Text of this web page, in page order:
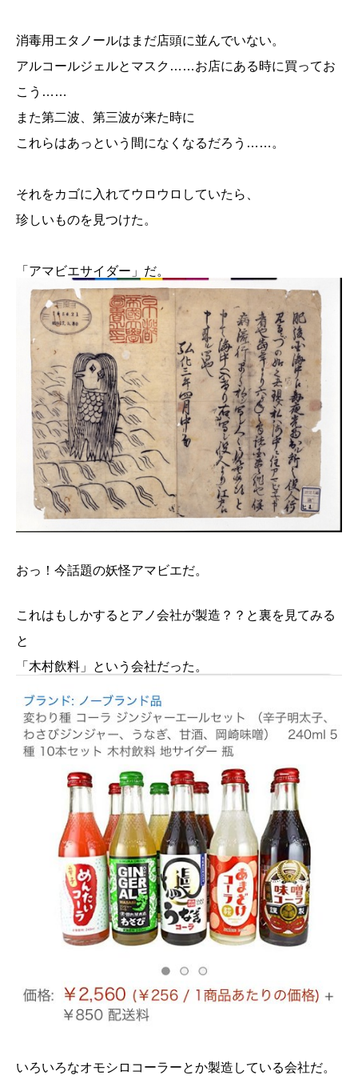
消毒用エタノールはまだ店頭に並んでいない。
アルコールジェルとマスク……お店にある時に買ってお
こう……
また第二波、第三波が来た時に
これらはあっという間になくなるだろう……。
それをカゴに入れてウロウロしていたら、
珍しいものを見つけた。
「アマビエサイダー」だ。
おっ！今話題の妖怪アマビエだ。
これはもしかするとアノ会社が製造？？と裏を見てみる
と
「木村飲料」という会社だった。
いろいろなオモシロコーラーとか製造している会社だ。